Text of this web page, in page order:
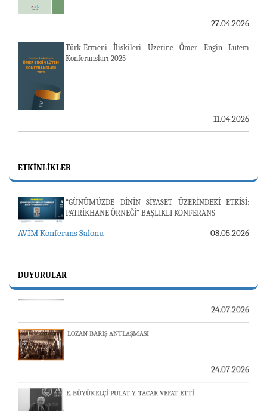
27.04.2026
Türk-Ermeni İlişkileri Üzerine Ömer Engin Lütem
Konferansları 2025
11.04.2026
ETKINLIKLER
“GÜNÜMÜZDE DİNİN SİYASET ÜZERİNDEKİ ETKİSİ:
PATRİKHANE ÖRNEĞİ” BAŞLIKLI KONFERANS
AVİM Konferans Salonu 08.05.2026
DUYURULAR
24.07.2026